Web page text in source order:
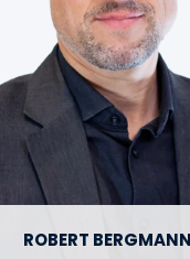
ROBERT BERGMANN